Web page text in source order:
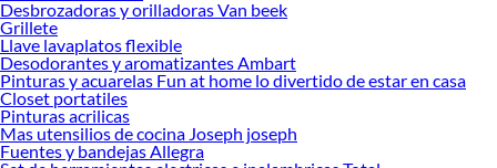
Desbrozadoras y orilladoras Van beek
Grillete
Llave lavaplatos flexible
Desodorantes y aromatizantes Ambart
Pinturas y acuarelas Fun at home lo divertido de estar en casa
Closet portatiles
Pinturas acrilicas
Mas utensilios de cocina Joseph joseph
Fuentes y bandejas Allegra